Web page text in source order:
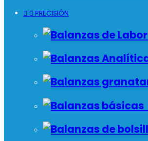
  PRECISIÓN